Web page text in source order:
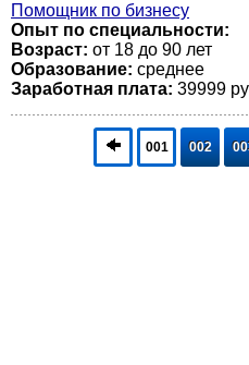
Помощник по бизнесу
Опыт по специальности:
Возраст: от 18 до 90 лет
Образование: среднее
Заработная плата: 39999
001 002